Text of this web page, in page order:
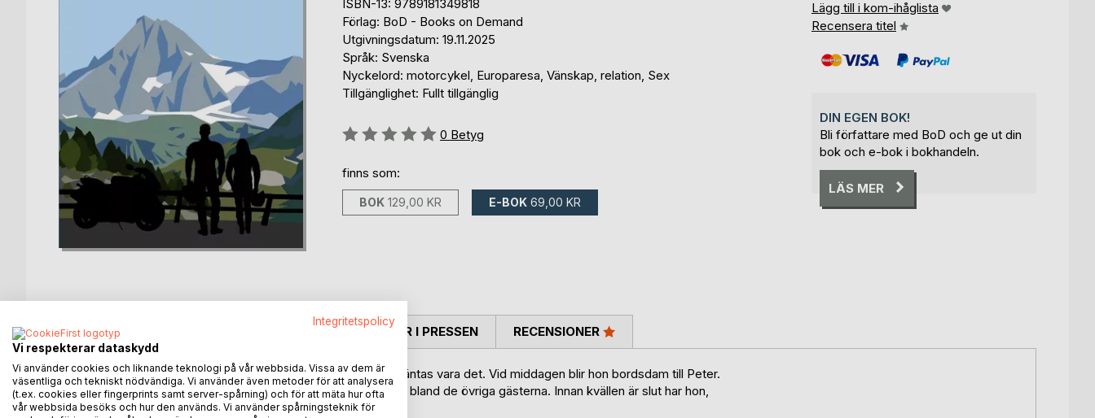
ISBN-13: 9789181349818
Förlag: BoD - Books on Demand
Utgivningsdatum: 19.11.2025
Språk: Svenska
Nyckelord: motorcykel, Europaresa, Vänskap, relation, Sex
Tillgänglighet: Fullt tillgänglig
Betyg::
0 Betyg
finns som:
BOK 129,00 KR E-BOK 69,00 KR
Lägg till i kom-ihåglista
Recensera titel
DIN EGEN BOK!
Bli författare med BoD och ge ut din
bok och e-bok i bokhandeln.
LÄS MER
BESKRIVNING
Sandra är gäst på sin kusins bröllop. Mest för att hon förväntas vara det. Vid middagen blir hon bordsdam till Peter.
Det enda de har gemensamt är att ingen av dem passar in bland de övriga gästerna. Innan kvällen är slut har hon,
och tvärtemot vad hon brukar, följt en spontan impuls.
KOMMENTARER I PRESSEN RECENSIONER
Integritetspolicy
Vi respekterar dataskydd
Vi använder cookies och liknande teknologi på vår webbsida. Vissa av dem är
väsentliga och tekniskt nödvändiga. Vi använder även metoder för att analysera
(t.ex. cookies eller fingerprints samt server-spårning) och för att mäta hur ofta
vår webbsida besöks och hur den används. Vi använder spårningsteknik för